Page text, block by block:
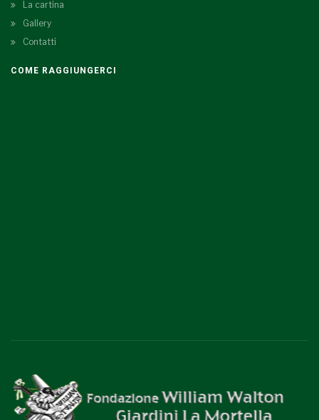
La cartina
Gallery
Contatti
COME RAGGIUNGERCI